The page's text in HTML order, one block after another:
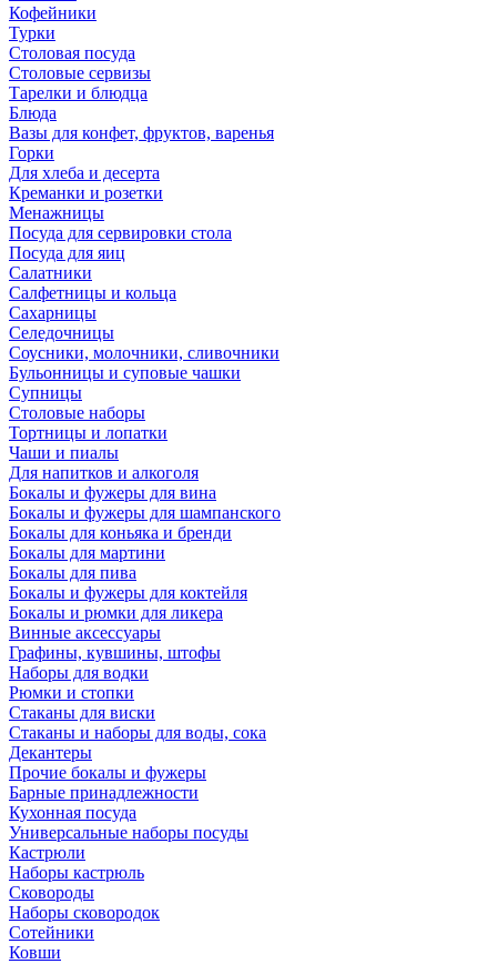
Кофейники
Турки
Столовая посуда
Столовые сервизы
Тарелки и блюдца
Блюда
Вазы для конфет, фруктов, варенья
Горки
Для хлеба и десерта
Креманки и розетки
Менажницы
Посуда для сервировки стола
Посуда для яиц
Салатники
Салфетницы и кольца
Сахарницы
Селедочницы
Соусники, молочники, сливочники
Бульонницы и суповые чашки
Супницы
Столовые наборы
Тортницы и лопатки
Чаши и пиалы
Для напитков и алкоголя
Бокалы и фужеры для вина
Бокалы и фужеры для шампанского
Бокалы для коньяка и бренди
Бокалы для мартини
Бокалы для пива
Бокалы и фужеры для коктейля
Бокалы и рюмки для ликера
Винные аксессуары
Графины, кувшины, штофы
Наборы для водки
Рюмки и стопки
Стаканы для виски
Стаканы и наборы для воды, сока
Декантеры
Прочие бокалы и фужеры
Барные принадлежности
Кухонная посуда
Универсальные наборы посуды
Кастрюли
Наборы кастрюль
Сковороды
Наборы сковородок
Сотейники
Ковши